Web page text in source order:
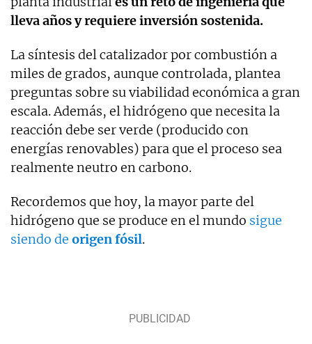
lleva años y requiere inversión sostenida.
La síntesis del catalizador por combustión a
miles de grados, aunque controlada, plantea
preguntas sobre su viabilidad económica a gran
escala. Además, el hidrógeno que necesita la
reacción debe ser verde (producido con
energías renovables) para que el proceso sea
realmente neutro en carbono.
Recordemos que hoy, la mayor parte del
hidrógeno que se produce en el mundo sigue
siendo de origen fósil.